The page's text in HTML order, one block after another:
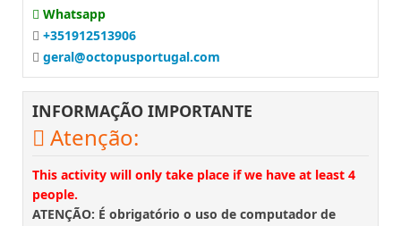
Whatsapp
+351912513906
geral@octopusportugal.com
INFORMAÇÃO IMPORTANTE
Atenção:
This activity will only take place if we have at least 4
people.
ATENÇÃO: É obrigatório o uso de computador de